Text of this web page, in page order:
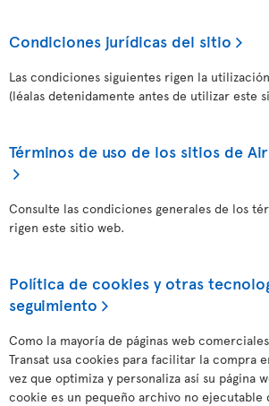
Condiciones jurídicas del sitio
Las condiciones siguientes rigen la
(léalas detenidamente antes de utilizar este
Términos de uso de los sitios de
Consulte las condiciones generales de los
rigen este sitio web.
Política de cookies y otras
seguimiento
Como la mayoría de páginas web
Transat usa cookies para facilitar la compra
vez que optimiza y personaliza así su página
cookie es un pequeño archivo no ejecutable